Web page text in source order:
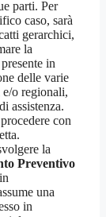
parti. Per
caso, sarà
gerarchici,
la
in
delle varie
o regionali,
assistenza.
con
la
Preventivo
una
in